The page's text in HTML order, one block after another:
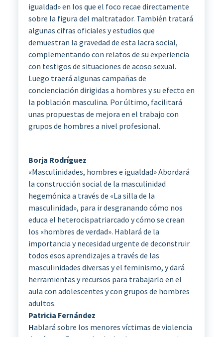
igualdad» en los que el foco recae directamente
sobre la figura del maltratador. También tratará
algunas cifras oficiales y estudios que
demuestran la gravedad de esta lacra social,
complementando con relatos de su experiencia
con testigos de situaciones de acoso sexual.
Luego traerá algunas campañas de
concienciación dirigidas a hombres y su efecto en
la población masculina. Por último, facilitará
unas propuestas de mejora en el trabajo con
grupos de hombres a nivel profesional.
Borja Rodríguez
«Masculinidades, hombres e igualdad» Abordará
la construcción social de la masculinidad
hegemónica a través de «La silla de la
masculinidad», para ir desgranando cómo nos
educa el heterocispatriarcado y cómo se crean
los «hombres de verdad». Hablará de la
importancia y necesidad urgente de deconstruir
todos esos aprendizajes a través de las
masculinidades diversas y el feminismo, y dará
herramientas y recursos para trabajarlo en el
aula con adolescentes y con grupos de hombres
adultos.
Patricia Fernández
Hablará sobre los menores víctimas de violencia